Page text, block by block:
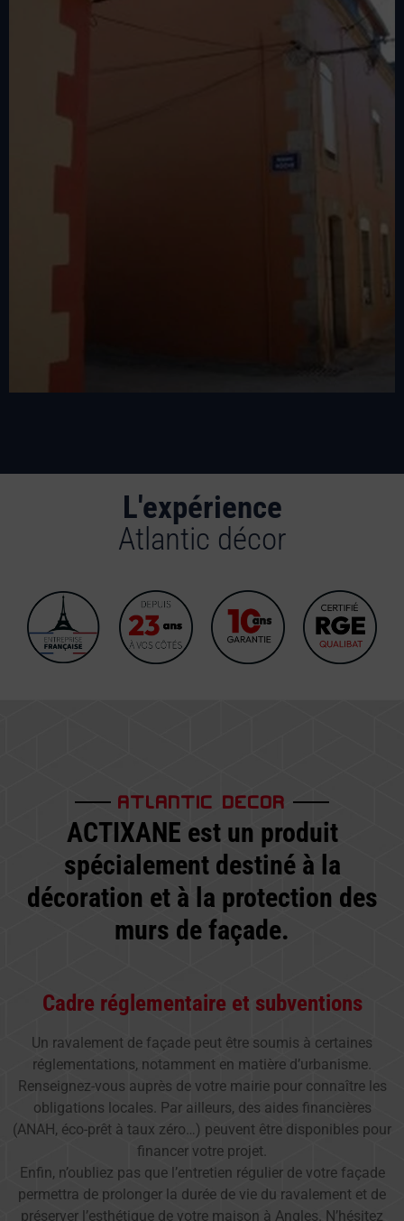
L'expérience
Atlantic décor
ATLANTIC DECOR
ACTIXANE est un produit
spécialement destiné à la
décoration et à la protection des
murs de façade.
Cadre réglementaire et subventions
Un ravalement de façade peut être soumis à certaines
réglementations, notamment en matière d’urbanisme.
Renseignez-vous auprès de votre mairie pour connaître les
obligations locales. Par ailleurs, des aides financières
(ANAH, éco-prêt à taux zéro…) peuvent être disponibles pour
financer votre projet.
Enfin, n’oubliez pas que l’entretien régulier de votre façade
permettra de prolonger la durée de vie du ravalement et de
préserver l’esthétique de votre maison à Angles. N’hésitez